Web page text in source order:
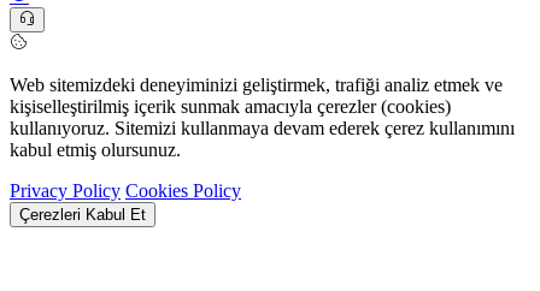
Web sitemizdeki deneyiminizi geliştirmek, trafiği analiz etmek ve
kişiselleştirilmiş içerik sunmak amacıyla çerezler (cookies)
kullanıyoruz. Sitemizi kullanmaya devam ederek çerez kullanımını
kabul etmiş olursunuz.
Privacy Policy Cookies Policy
Çerezleri Kabul Et